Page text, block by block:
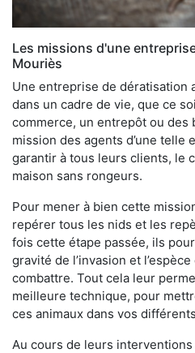
Les missions d'une
Mouriès
Une entreprise de dératisation
dans un cadre de vie, que ce
commerce, un entrepôt ou des
mission des agents d’une telle
garantir à tous leurs clients, le
maison sans rongeurs.
Pour mener à bien cette
repérer tous les nids et les
fois cette étape passée, ils
gravité de l’invasion et
combattre. Tout cela leur
meilleure technique, pour
ces animaux dans vos
Au cours de leurs